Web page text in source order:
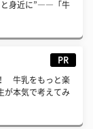
身近に”――「牛
PR
牛乳をもっと楽
が本気で考えてみ